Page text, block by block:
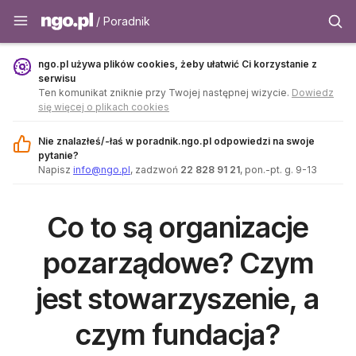
Poradnik - ngo.pl
/ Poradnik
ngo.pl używa plików cookies, żeby ułatwić Ci korzystanie z
serwisu
Ten komunikat zniknie przy Twojej następnej wizycie. Dowiedz
się więcej o plikach cookies
Nie znalazłeś/-łaś w poradnik.ngo.pl odpowiedzi na swoje
pytanie?
Napisz info@ngo.pl, zadzwoń 22 828 91 21, pon.-pt. g. 9-13
Co to są organizacje
pozarządowe? Czym
jest stowarzyszenie, a
czym fundacja?